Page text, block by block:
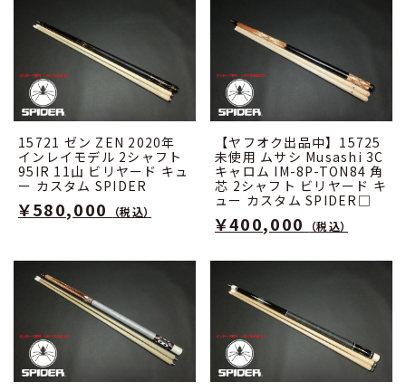
15721 ゼン ZEN 2020年
インレイモデル 2シャフト
95IR 11山 ビリヤード キュ
ー カスタム SPIDER
￥580,000 （税込）
【ヤフオク出品中】15725
未使用 ムサシ Musashi 3C
キャロム IM-8P-TON84 角
芯 2シャフト ビリヤード キ
ュー カスタム SPIDER□
￥400,000 （税込）